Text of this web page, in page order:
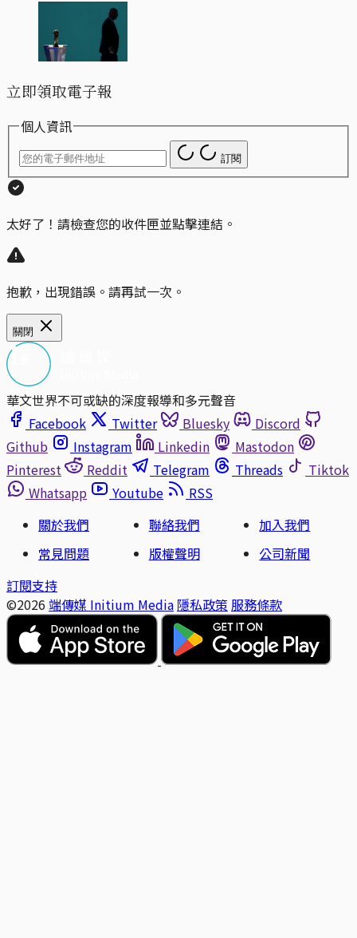
立即領取電子報
個人資訊
訂閱
太好了！請檢查您的收件匣並點擊連結。
抱歉，出現錯誤。請再試一次。
關閉
華文世界不可或缺的深度報導和多元聲音
Facebook
Twitter Bluesky
Discord
Github
Instagram Linkedin
Mastodon
Pinterest
Reddit Telegram Threads
Tiktok
Whatsapp
Youtube
RSS
關於我們
聯絡我們
加入我們
常見問題
版權聲明
公司新聞
訂閱支持
©2026 端傳媒 Initium Media 隱私政策 服務條款